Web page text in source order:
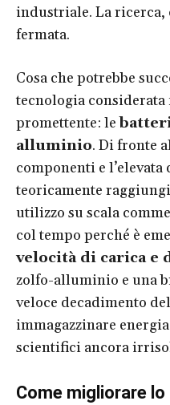
industriale. La ricerca,
fermata.
Cosa che potrebbe
tecnologia considerata
promettente: le
alluminio. Di fronte
componenti e
teoricamente
utilizzo su scala
col tempo perché è
velocità di carica e
zolfo-alluminio e una
veloce decadimento
immagazzinare
scientifici ancora
Come migliorare